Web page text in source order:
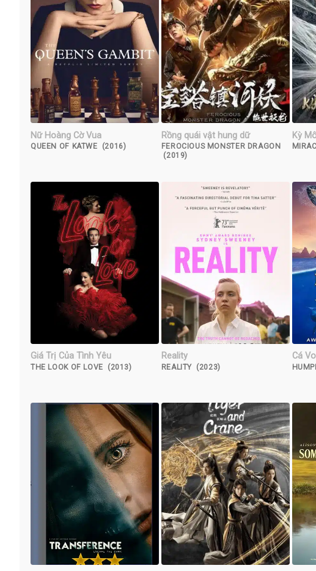
Nữ Hoàng Cờ Vua
QUEEN OF KATWE (2016)
Rồng quái vật hung dữ
FEROCIOUS MONSTER DRAGON
(2019)
Kỳ
Giá Trị Của Tình Yêu
THE LOOK OF LOVE (2013)
Reality
REALITY (2023)
Cá